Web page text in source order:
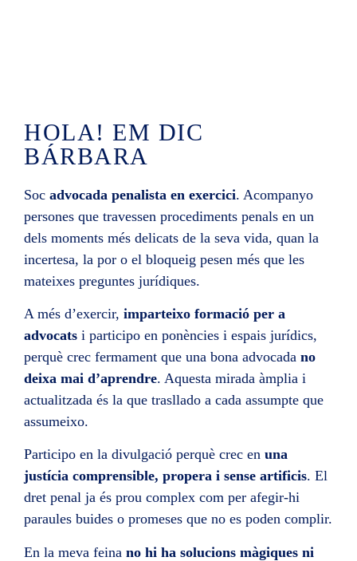
HOLA! EM DIC
BÁRBARA
Soc advocada penalista en exercici. Acompanyo
persones que travessen procediments penals en un
dels moments més delicats de la seva vida, quan la
incertesa, la por o el bloqueig pesen més que les
mateixes preguntes jurídiques.
A més d’exercir, imparteixo formació per a
advocats i participo en ponències i espais jurídics,
perquè crec fermament que una bona advocada no
deixa mai d’aprendre. Aquesta mirada àmplia i
actualitzada és la que trasllado a cada assumpte que
assumeixo.
Participo en la divulgació perquè crec en una
justícia comprensible, propera i sense artificis. El
dret penal ja és prou complex com per afegir-hi
paraules buides o promeses que no es poden complir.
En la meva feina no hi ha solucions màgiques ni